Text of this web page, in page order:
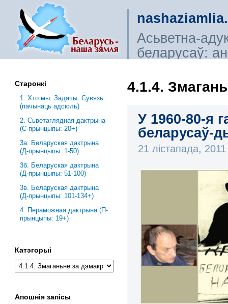
Асьветна-
беларусаў:
4.1.4.
У 1960-80-я
беларусаў-
21 лістапада,
Старонкі
1. Хто мы. Задачы. Сувязь.
(пачынаць адсюль)
2. Сьветаглядная дактрына
(С-прынцыпы: 20+)
3a. Беларуская дактрына
(Д-прынцыпы: 1-50)
3б. Беларуская дактрына
(Д-прынцыпы: 51-100)
3в. Беларуская дактрына
(Д-прынцыпы: 101-134+)
4. Пераможная дактрына (П-
прынцыпы: 19+)
Катэгорыі
Апошнія запісы